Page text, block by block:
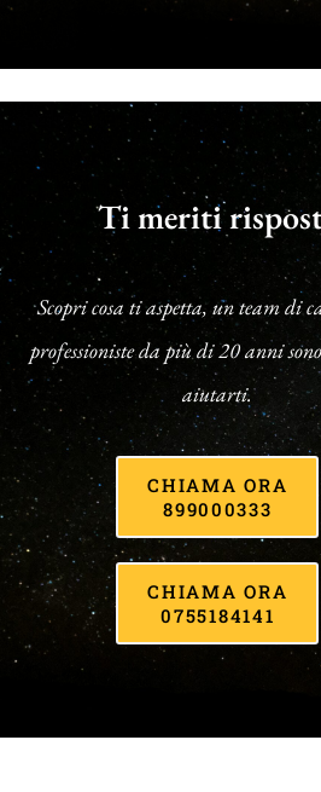
Ti meriti
Scopri cosa ti aspetta, un team di
professioniste da più di 20 anni
aiutarti.
CHIAMA ORA
899000333
CHIAMA ORA
0755184141